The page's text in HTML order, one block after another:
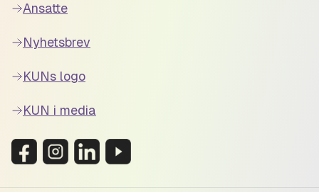
Ansatte
Nyhetsbrev
KUNs logo
KUN i media